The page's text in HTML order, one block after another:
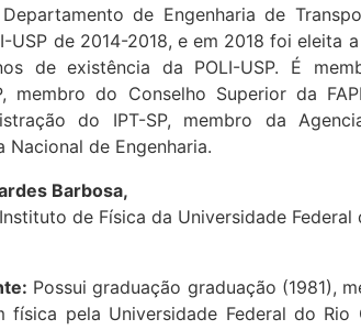
de Engenharia de
USP de 2014-2018, e em 2018 foi eleita
de existência da POLI-USP. É
membro do Conselho Superior da
do IPT-SP, membro da
Nacional de Engenharia.
Barbosa,
de Física da Universidade Federal
Possui graduação graduação (1981),
física pela Universidade Federal do Rio